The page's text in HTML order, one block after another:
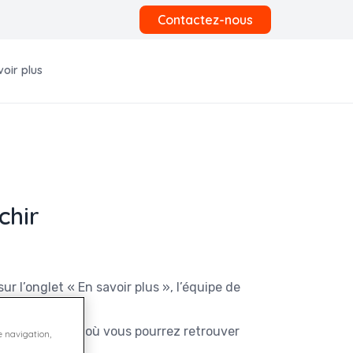
Contactez-nous
plus
l’onglet « En savoir plus », l’équipe de
Assistance » où vous pourrez retrouver
navigation,